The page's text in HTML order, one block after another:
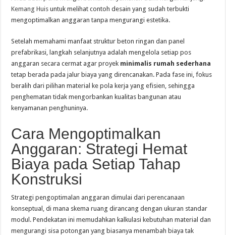
Kemang Huis untuk melihat contoh desain yang sudah terbukti
mengoptimalkan anggaran tanpa mengurangi estetika.
Setelah memahami manfaat struktur beton ringan dan panel
prefabrikasi, langkah selanjutnya adalah mengelola setiap pos
anggaran secara cermat agar proyek minimalis rumah sederhana
tetap berada pada jalur biaya yang direncanakan. Pada fase ini, fokus
beralih dari pilihan material ke pola kerja yang efisien, sehingga
penghematan tidak mengorbankan kualitas bangunan atau
kenyamanan penghuninya.
Cara Mengoptimalkan
Anggaran: Strategi Hemat
Biaya pada Setiap Tahap
Konstruksi
Strategi pengoptimalan anggaran dimulai dari perencanaan
konseptual, di mana skema ruang dirancang dengan ukuran standar
modul. Pendekatan ini memudahkan kalkulasi kebutuhan material dan
mengurangi sisa potongan yang biasanya menambah biaya tak